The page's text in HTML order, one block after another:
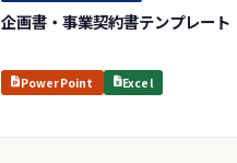
企画書・事業契約書テンプレート
PowerPoint Excel